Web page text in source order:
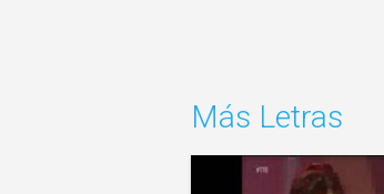
Más Letras